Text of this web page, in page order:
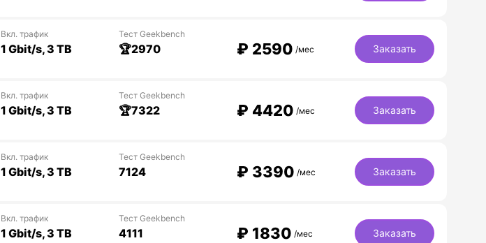
Вкл. трафик
1 Gbit/s, 3 TB
Тест Geekbench
🏆2970 ₽ 2590 /мес Заказать
Вкл. трафик
1 Gbit/s, 3 TB
Тест Geekbench
🏆7322 ₽ 4420 /мес Заказать
Вкл. трафик
1 Gbit/s, 3 TB
Тест Geekbench
7124 ₽ 3390 /мес Заказать
Вкл. трафик
1 Gbit/s, 3 TB
Тест Geekbench
4111 ₽ 1830 /мес Заказать